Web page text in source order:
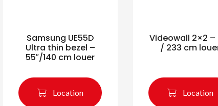
Samsung UE55D
Ultra thin bezel –
55″/140 cm louer
Location
Videowall 2×2 –
/ 233 cm
Location